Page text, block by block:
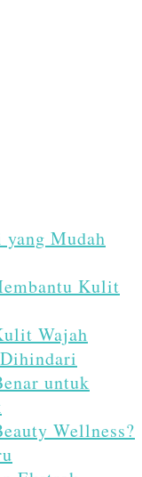
Mudah
Kulit
Wajah
untuk
Wellness?